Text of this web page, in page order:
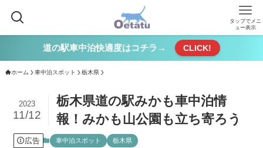
タップでメニ
ュー表示
道の駅車中泊快適度はコチラ→ CLICK!
ホーム 車中泊スポット 栃木県
栃木県道の駅みかも車中泊情
報！みかも山公園も立ち寄ろう
2023
11/12
広告 車中泊スポット 栃木県